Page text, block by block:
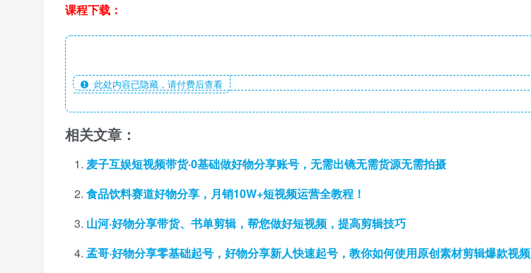
课程下载：
此处内容已隐藏，请付费后查看
相关文章：
麦子互娱短视频带货·0基础做好物分享账号，无需出镜无需货源无需拍摄
食品饮料赛道好物分享，月销10W+短视频运营全教程！
山河·好物分享带货、书单剪辑，帮您做好短视频，提高剪辑技巧
孟哥·好物分享零基础起号，好物分享新人快速起号，教你如何使用原创素材剪辑爆款视频